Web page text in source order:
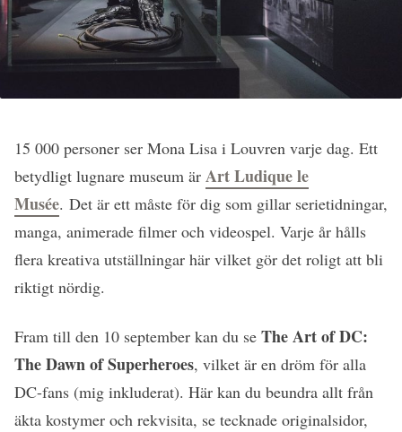
15 000 personer ser Mona Lisa i Louvren varje dag. Ett
betydligt lugnare museum är Art Ludique le
Musée. Det är ett måste för dig som gillar serietidningar,
manga, animerade filmer och videospel. Varje år hålls
flera kreativa utställningar här vilket gör det roligt att bli
riktigt nördig.
Fram till den 10 september kan du se The Art of DC:
The Dawn of Superheroes, vilket är en dröm för alla
DC-fans (mig inkluderat). Här kan du beundra allt från
äkta kostymer och rekvisita, se tecknade originalsidor,